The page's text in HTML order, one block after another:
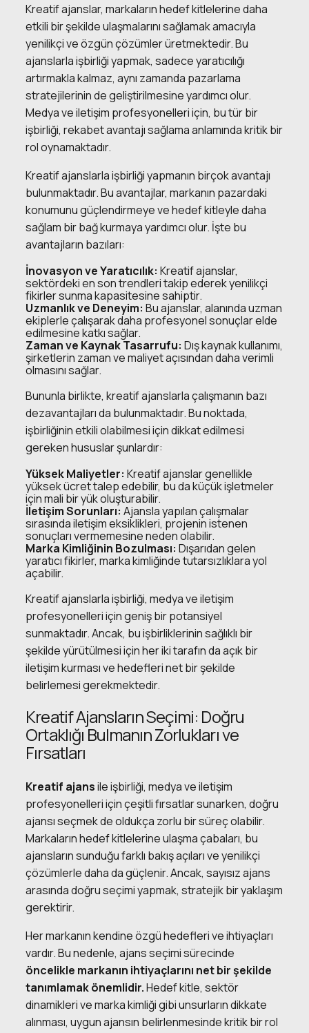
Kreatif ajanslar, markaların hedef kitlelerine daha
etkili bir şekilde ulaşmalarını sağlamak amacıyla
yenilikçi ve özgün çözümler üretmektedir. Bu
ajanslarla işbirliği yapmak, sadece yaratıcılığı
artırmakla kalmaz, aynı zamanda pazarlama
stratejilerinin de geliştirilmesine yardımcı olur.
Medya ve iletişim profesyonelleri için, bu tür bir
işbirliği, rekabet avantajı sağlama anlamında kritik bir
rol oynamaktadır.
Kreatif ajanslarla işbirliği yapmanın birçok avantajı
bulunmaktadır. Bu avantajlar, markanın pazardaki
konumunu güçlendirmeye ve hedef kitleyle daha
sağlam bir bağ kurmaya yardımcı olur. İşte bu
avantajların bazıları:
İnovasyon ve Yaratıcılık: Kreatif ajanslar,
sektördeki en son trendleri takip ederek yenilikçi
fikirler sunma kapasitesine sahiptir.
Uzmanlık ve Deneyim: Bu ajanslar, alanında uzman
ekiplerle çalışarak daha profesyonel sonuçlar elde
edilmesine katkı sağlar.
Zaman ve Kaynak Tasarrufu: Dış kaynak kullanımı,
şirketlerin zaman ve maliyet açısından daha verimli
olmasını sağlar.
Bununla birlikte, kreatif ajanslarla çalışmanın bazı
dezavantajları da bulunmaktadır. Bu noktada,
işbirliğinin etkili olabilmesi için dikkat edilmesi
gereken hususlar şunlardır:
Yüksek Maliyetler: Kreatif ajanslar genellikle
yüksek ücret talep edebilir, bu da küçük işletmeler
için mali bir yük oluşturabilir.
İletişim Sorunları: Ajansla yapılan çalışmalar
sırasında iletişim eksiklikleri, projenin istenen
sonuçları vermemesine neden olabilir.
Marka Kimliğinin Bozulması: Dışarıdan gelen
yaratıcı fikirler, marka kimliğinde tutarsızlıklara yol
açabilir.
Kreatif ajanslarla işbirliği, medya ve iletişim
profesyonelleri için geniş bir potansiyel
sunmaktadır. Ancak, bu işbirliklerinin sağlıklı bir
şekilde yürütülmesi için her iki tarafın da açık bir
iletişim kurması ve hedefleri net bir şekilde
belirlemesi gerekmektedir.
Kreatif Ajansların Seçimi: Doğru
Ortaklığı Bulmanın Zorlukları ve
Fırsatları
Kreatif ajansile işbirliği, medya ve iletişim
profesyonelleri için çeşitli fırsatlar sunarken, doğru
ajansı seçmek de oldukça zorlu bir süreç olabilir.
Markaların hedef kitlelerine ulaşma çabaları, bu
ajansların sunduğu farklı bakış açıları ve yenilikçi
çözümlerle daha da güçlenir. Ancak, sayısız ajans
arasında doğru seçimi yapmak, stratejik bir yaklaşım
gerektirir.
Her markanın kendine özgü hedefleri ve ihtiyaçları
vardır. Bu nedenle, ajans seçimi sürecinde
öncelikle markanın ihtiyaçlarını net bir şekilde
tanımlamak önemlidir.Hedef kitle, sektör
dinamikleri ve marka kimliği gibi unsurların dikkate
alınması, uygun ajansın belirlenmesinde kritik bir rol